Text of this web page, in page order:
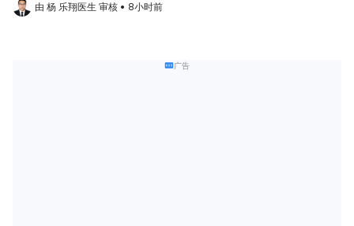
由 杨 乐翔医生 审核 • 8小时前
广告